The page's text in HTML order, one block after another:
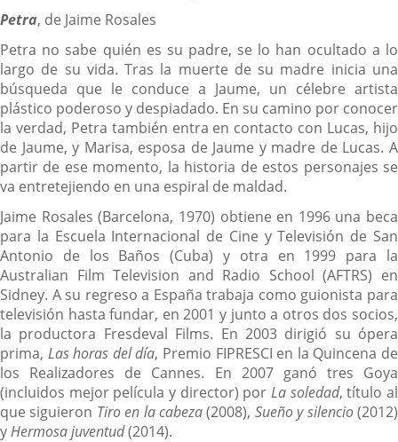
Petra, de Jaime Rosales
Petra no sabe quién es su padre, se lo han ocultado a lo
largo de su vida. Tras la muerte de su madre inicia una
búsqueda que le conduce a Jaume, un célebre artista
plástico poderoso y despiadado. En su camino por conocer
la verdad, Petra también entra en contacto con Lucas, hijo
de Jaume, y Marisa, esposa de Jaume y madre de Lucas. A
partir de ese momento, la historia de estos personajes se
va entretejiendo en una espiral de maldad.
Jaime Rosales (Barcelona, 1970) obtiene en 1996 una beca
para la Escuela Internacional de Cine y Televisión de San
Antonio de los Baños (Cuba) y otra en 1999 para la
Australian Film Television and Radio School (AFTRS) en
Sidney. A su regreso a España trabaja como guionista para
televisión hasta fundar, en 2001 y junto a otros dos socios,
la productora Fresdeval Films. En 2003 dirigió su ópera
prima, Las horas del día, Premio FIPRESCI en la Quincena de
los Realizadores de Cannes. En 2007 ganó tres Goya
(incluidos mejor película y director) por La soledad, título al
que siguieron Tiro en la cabeza(2008), Sueño y silencio(2012)
yHermosa juventud(2014).